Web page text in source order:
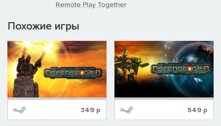
Remote Play Together
Похожие игры
349р 549р